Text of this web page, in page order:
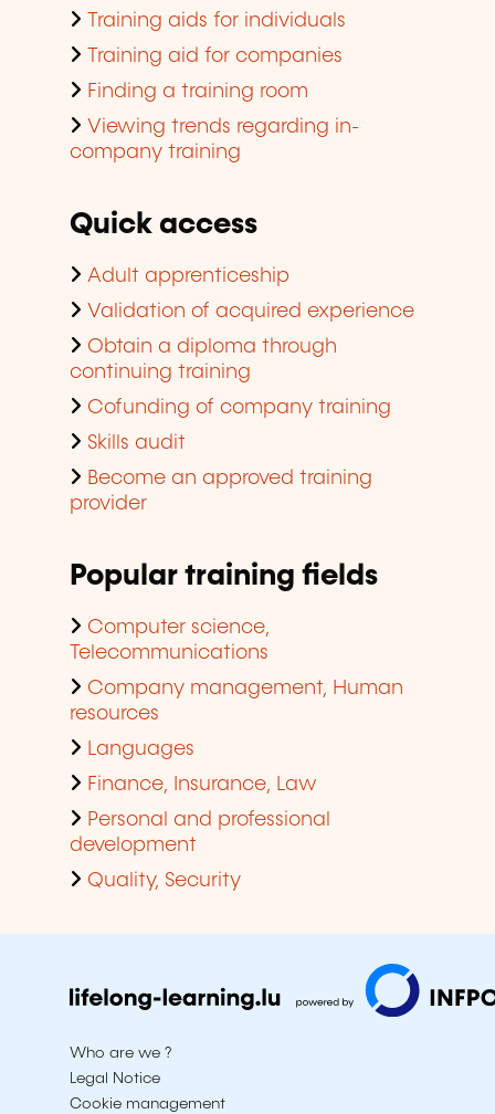
Training aids for individuals
Training aid for companies
Finding a training room
Viewing trends regarding in-
company training
Quick access
Adult apprenticeship
Validation of acquired experience
Obtain a diploma through
continuing training
Cofunding of company training
Skills audit
Become an approved training
provider
Popular training fields
Computer science,
Telecommunications
Company management, Human
resources
Languages
Finance, Insurance, Law
Personal and professional
development
Quality, Security
Who are we ?
Legal Notice
Cookie management